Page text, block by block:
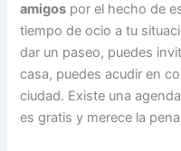
amigos por el hecho de
tiempo de ocio a tu
dar un paseo, puedes
casa, puedes acudir en
ciudad. Existe una
es gratis y merece la